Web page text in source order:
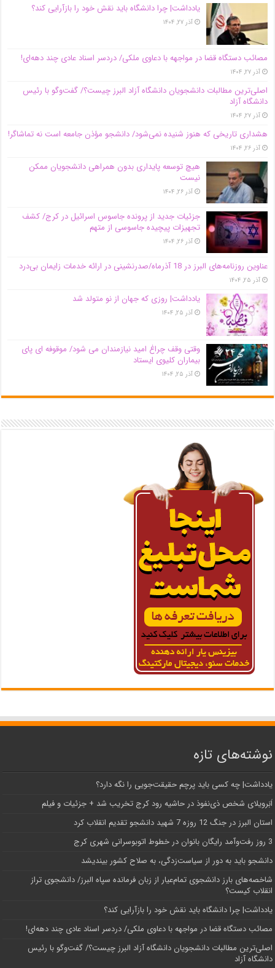
یادداشت| چرا دانشگاه باید نقش خود را بازآرایی کند؟
آذر ۲۷, ۱۴۰۴
مصائب دستگاه قضا در مواجهه با دعاوی ملکی/ دردسر اسناد عادی چند‌ دهه‌ای!
آذر ۲۷, ۱۴۰۴
اصلی‌ترین مطالبات دانشجویان دانشگاه آزاد البرز چیست؟/ گفت‌وگو با رئیس
دانشگاه آز‌اد
آذر ۲۷, ۱۴۰۴
هشداری تاریخی که هنوز شنیده نمی‌شود/ دانشجو مؤذن جامعه است نه تماشاگر!
آذر ۲۶, ۱۴۰۴
هیچ توسعه پایداری بدون همراهی دانشجویان ممکن
نیست
آذر ۲۶, ۱۴۰۴
جزئیات جدید از پرونده جاسوس اسرائیل در کرج/‌ کشف
تجهیزات پیچیده جاسوسی از متهم
آذر ۲۶, ۱۴۰۴
عناوین روزنامه‌های البرز در ‌18 آذرماه/صدرنشینی در ارائه خدمات زایمان بی‌درد
آذر ۲۵, ۱۴۰۴
یادداشت| روزی که جهان از نو متولد شد
آذر ۲۵, ۱۴۰۴
وقتی وقف چراغ امید نیازمندان می شود/ موقوفه ای پای
بیماران کلیوی ایستاد
آذر ۲۵, ۱۴۰۴
نوشته‌های تازه
یادداشت| ‌چه کسی باید پرچم حقیقت‌جویی را نگه دارد؟
اَبَر‌ویلای شخص ذی‌نفوذ در حاشیه‌ رود کرج تخریب شد + جزئیات و فیلم
استان البرز در جنگ 12 روزه 7 شهید دانشجو تقدیم انقلاب کرد
3 روز رفت‌وآمد رایگان بانوان در خطوط اتوبوسرانی شهری کرج
دانشجو باید به دور از سیاست‌زدگی، به صلاح کشور بیندیشد
شاخصه‌های بارز دانشجوی تمام‌عیار از زبان فرمانده سپاه البرز/ دانشجوی تراز
انقلاب کیست؟
یادداشت| چرا دانشگاه باید نقش خود را بازآرایی کند؟
مصائب دستگاه قضا در مواجهه با دعاوی ملکی/ دردسر اسناد عادی چند‌ دهه‌ای!
اصلی‌ترین مطالبات دانشجویان دانشگاه آزاد البرز چیست؟/ گفت‌وگو با رئیس
دانشگاه آز‌اد